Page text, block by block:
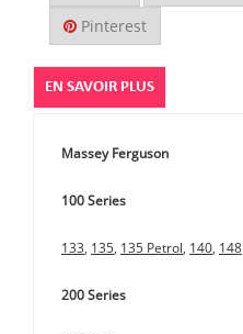
Pinterest
EN SAVOIR PLUS
Massey Ferguson
100 Series
133, 135, 135 Petrol , 140, 148
200 Series